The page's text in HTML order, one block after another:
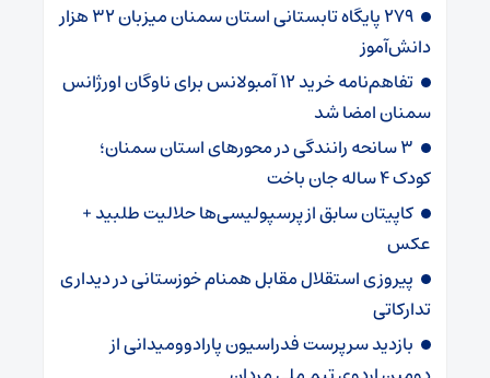
۲۷۹ پایگاه تابستانی استان سمنان میزبان ۳۲ هزار
دانش‌آموز
تفاهم‌نامه خرید ۱۲ آمبولانس برای ناوگان اورژانس
سمنان امضا شد
۳ سانحه رانندگی در محورهای استان سمنان؛
کودک ۴ ساله جان باخت
کاپیتان سابق از پرسپولیسی‌ها حلالیت طلبید +
عکس
پیروزی استقلال مقابل همنام خوزستانی در دیداری
تدارکاتی
بازدید سرپرست فدراسیون پارادوومیدانی از